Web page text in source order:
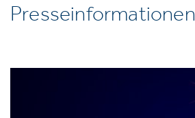
Presseinformationen